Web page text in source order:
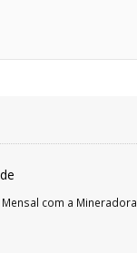
com a Mineradora